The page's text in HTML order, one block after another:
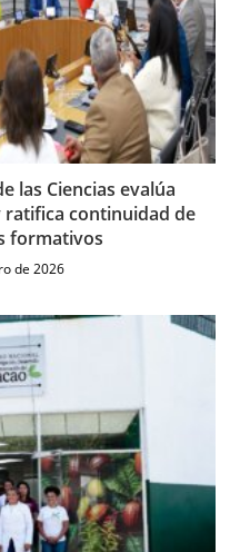
las Ciencias evalúa
continuidad de
formativos
de 2026